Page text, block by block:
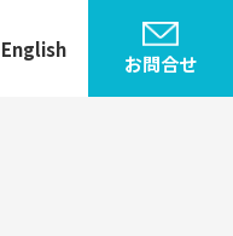
English
お問合せ